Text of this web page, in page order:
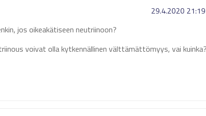
29.4.2020 21:19
jos oikeakätiseen neutriinoon?
voivat olla kytkennällinen välttämättömyys, vai